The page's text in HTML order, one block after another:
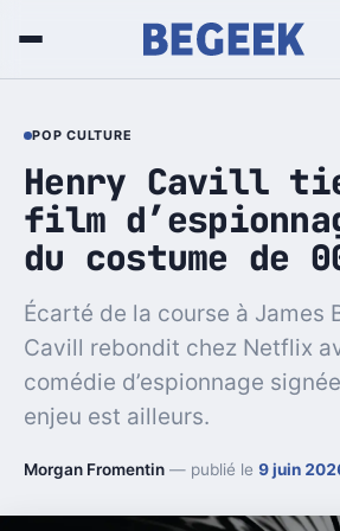
POP CULTURE
Henry Cavill
film
du costume de
Écarté de la course à James
Cavill rebondit chez Netflix
comédie d’espionnage
enjeu est ailleurs.
Morgan Fromentin — publié le 9 juin